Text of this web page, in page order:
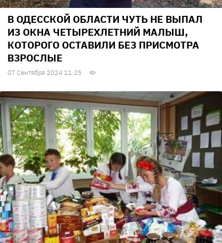
В ОДЕССКОЙ ОБЛАСТИ ЧУТЬ НЕ ВЫПАЛ
ИЗ ОКНА ЧЕТЫРЕХЛЕТНИЙ МАЛЫШ,
КОТОРОГО ОСТАВИЛИ БЕЗ ПРИСМОТРА
ВЗРОСЛЫЕ
07 Сентября 2024 11:25